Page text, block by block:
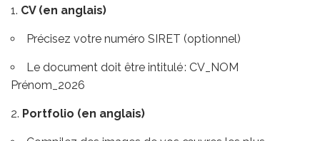
CV (en anglais)
Précisez votre numéro SIRET (optionnel)
Le document doit être intitulé : CV_NOM
Prénom_2026
Portfolio (en anglais)